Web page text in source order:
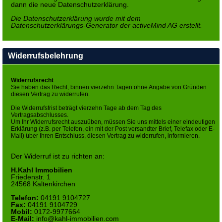
dann die neue Datenschutzerklärung.
Die Datenschutzerklärung wurde mit dem
Datenschutzerklärungs-Generator der activeMind AG erstellt.
Widerrufsbelehrung
Widerrufsrecht
Sie haben das Recht, binnen vierzehn Tagen ohne Angabe von Gründen
diesen Vertrag zu widerrufen.
Die Widerrufsfrist beträgt vierzehn Tage ab dem Tag des
Vertragsabschlusses.
Um Ihr Widerrufsrecht auszuüben, müssen Sie uns mittels einer eindeutigen
Erklärung (z.B. per Telefon, ein mit der Post versandter Brief, Telefax oder E-
Mail) über Ihren Entschluss, diesen Vertrag zu widerrufen, informieren.
Der Widerruf ist zu richten an:
H.Kahl Immobilien
Friedenstr. 1
24568 Kaltenkirchen
Telefon: 04191 9104727
Fax: 04191 9104729
Mobil: 0172-9977664
E-Mail: info@kahl-immobilien.com